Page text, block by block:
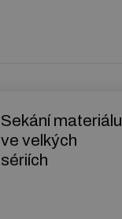
Sekání materiálu
ve velkých
sériích